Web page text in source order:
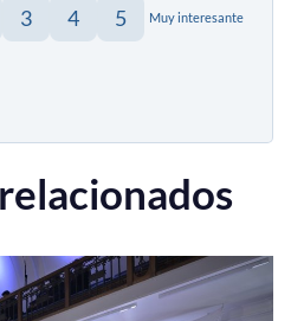
3 4 5 Muy interesante